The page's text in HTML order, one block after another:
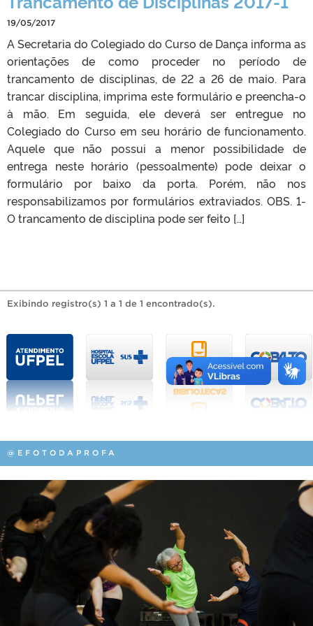
19/05/2017
A Secretaria do Colegiado do Curso de Dança informa as
orientações de como proceder no período de
trancamento de disciplinas, de 22 a 26 de maio. Para
trancar disciplina, imprima este formulário e preencha-o
à mão. Em seguida, ele deverá ser entregue no
Colegiado do Curso em seu horário de funcionamento.
Aquele que não possui a menor possibilidade de
entrega neste horário (pessoalmente) pode deixar o
formulário por baixo da porta. Porém, não nos
responsabilizamos por formulários extraviados. OBS. 1-
O trancamento de disciplina pode ser feito […]
Exibindo registro(s) 1 a 1 de 1 encontrado(s).
@EFOTODAPROFA